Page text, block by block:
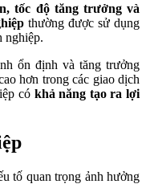
tốc độ tăng trưởng và
thường được sử dụng
nghiệp.
ổn định và tăng trưởng
hơn trong các giao dịch
có khả năng tạo ra lợi
tố quan trọng ảnh hưởng